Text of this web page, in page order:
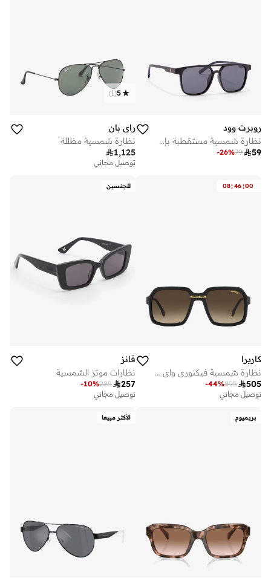
روبرت وود
نظارة شمسية مستقطبة بإطار مطفي ستايل واي فيرر
59
79
-26%
5
(
1
)
راي بان
نظارة شمسية مظللة
1,125
توصيل مجاني
08:46:00
كاريرا
نظارة شمسية فيكتوري واي فيرر سي ٠٨إس ٠٠٣٨٦
505
895
-44%
توصيل مجاني
للجنسين
فانز
نظارات موتز الشمسية
257
285
-10%
توصيل مجاني
بريميوم الأكثر مبيعا